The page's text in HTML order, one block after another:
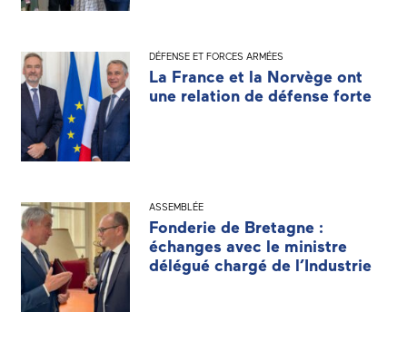
DÉFENSE ET FORCES ARMÉES
La France et la Norvège ont
une relation de défense forte
ASSEMBLÉE
Fonderie de Bretagne :
échanges avec le ministre
délégué chargé de l’Industrie